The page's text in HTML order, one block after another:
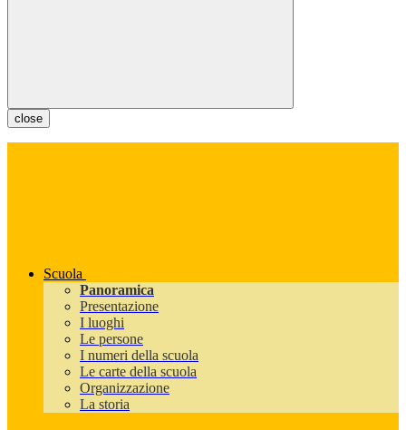
close
Scuola
Panoramica
Presentazione
I luoghi
Le persone
I numeri della scuola
Le carte della scuola
Organizzazione
La storia